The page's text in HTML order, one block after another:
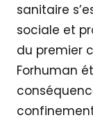
sanitaire
sociale et
du premier
Forhuman